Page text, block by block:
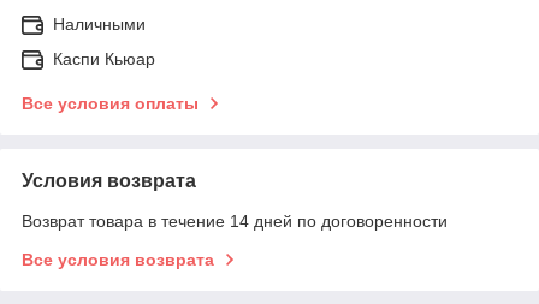
Наличными
Каспи Кьюар
Все условия оплаты
Условия возврата
Возврат товара в течение 14 дней по договоренности
Все условия возврата